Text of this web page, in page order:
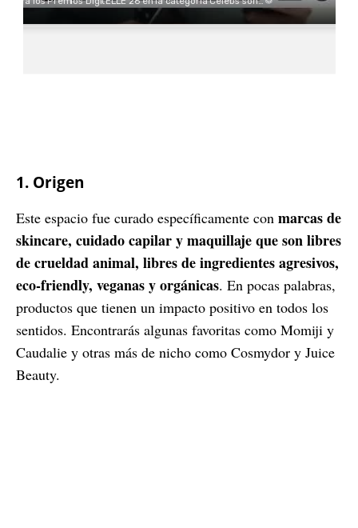
1. Origen
Este espacio fue curado específicamente con marcas de
skincare, cuidado capilar y maquillaje que son libres
de crueldad animal, libres de ingredientes agresivos,
eco-friendly, veganas y orgánicas. En pocas palabras,
productos que tienen un impacto positivo en todos los
sentidos. Encontrarás algunas favoritas como Momiji y
Caudalie y otras más de nicho como Cosmydor y Juice
Beauty.